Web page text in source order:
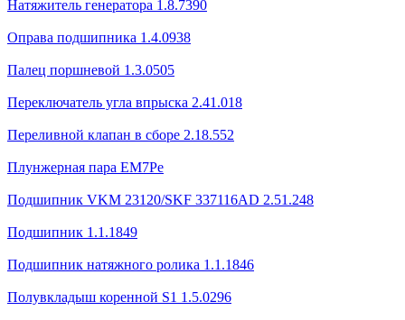
Натяжитель генератора 1.8.7390
Оправа подшипника 1.4.0938
Палец поршневой 1.3.0505
Переключатель угла впрыска 2.41.018
Переливной клапан в сборе 2.18.552
Плунжерная пара ЕМ7Ре
Подшипник VKM 23120/SKF 337116AD 2.51.248
Подшипник 1.1.1849
Подшипник натяжного ролика 1.1.1846
Полувкладыш коренной S1 1.5.0296